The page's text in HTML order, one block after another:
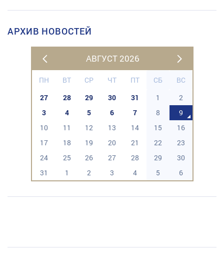
АРХИВ НОВОСТЕЙ
АВГУСТ 2026
ПН ВТ СР ЧТ ПТ СБ
ВС
27
28 29 30 31 1
2
3
4 5 6 7 8
9
10
11 12 13 14 15
16
17
18 19 20 21 22
23
24
25 26 27 28 29
30
31
1 2 3 4 5 6